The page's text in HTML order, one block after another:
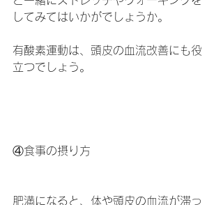
してみてはいかがでしょうか。
有酸素運動は、頭皮の血流改善にも役
立つでしょう。
④食事の摂り方
肥満になると、体や頭皮の血流が滞っ